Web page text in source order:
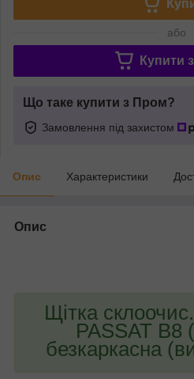
або
Купити з
Що таке купити з Пром?
Замовлення під захистом
Опис Характеристики
Опис
Щітка
PASSAT B8
безкаркасна